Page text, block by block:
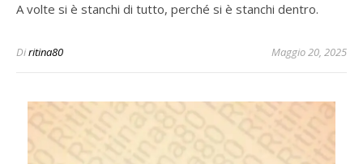
A volte si è stanchi di tutto, perché si è stanchi dentro.
Diritina80 Maggio 20, 2025